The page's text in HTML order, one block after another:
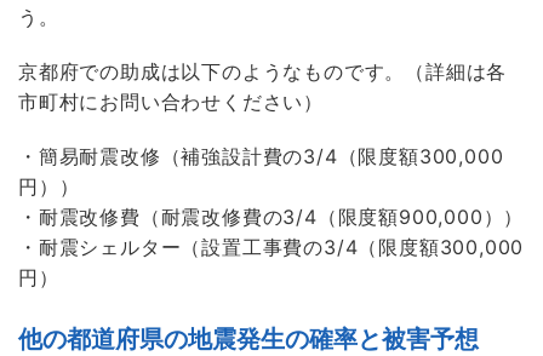
う。
京都府での助成は以下のようなものです。（詳細は各
市町村にお問い合わせください）
・簡易耐震改修（補強設計費の3/4（限度額300,000
円））
・耐震改修費（耐震改修費の3/4（限度額900,000））
・耐震シェルター（設置工事費の3/4（限度額300,000
円）
他の都道府県の地震発生の確率と被害予想